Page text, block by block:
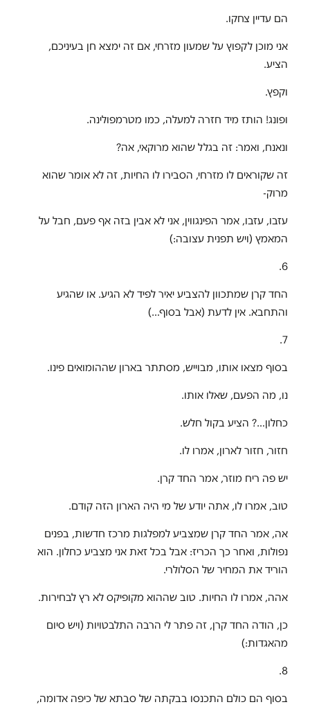
הם עדיין צחקו.
אני מוכן לקפוץ על שמעון מזרחי, אם זה ימצא חן בעיניכם,
הציע.
וקפץ.
ופונג! הותז מיד חזרה למעלה, כמו מטרמפולינה.
ונאנח, ואמר: זה בגלל שהוא מרוקאי, אה?
זה שקוראים לו מזרחי, הסבירו לו החיות, זה לא אומר שהוא
מרוק-
עזבו, עזבו, אמר הפינגווין, אני לא אבין בזה אף פעם, חבל על
המאמץ (ויש תפנית עצובה:)
6.
החד קרן שמתכוון להצביע יאיר לפיד לא הגיע. או שהגיע
והתחבא. אין לדעת (אבל בסוף…)
7.
בסוף מצאו אותו, מבוייש, מסתתר בארון שההומואים פינו.
נו, מה הפעם, שאלו אותו.
כחלון…? הציע בקול חלש.
חזור, חזור לארון, אמרו לו.
יש פה ריח מוזר, אמר החד קרן.
טוב, אמרו לו, אתה יודע של מי היה הארון הזה קודם.
אה, אמר החד קרן שמצביע למפלגות מרכז חדשות, בפנים
נפולות, ואחר כך הכריז: אבל בכל זאת אני מצביע כחלון. הוא
הוריד את המחיר של הסלולרי.
אהה, אמרו לו החיות. טוב שההוא מקופיקס לא רץ לבחירות.
כן, הודה החד קרן, זה פתר לי הרבה התלבטויות (ויש סיום
מהאגדות:)
8.
בסוף הם כולם התכנסו בבקתה של סבתא של כיפה אדומה,